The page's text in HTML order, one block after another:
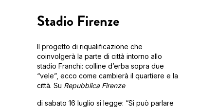
Stadio Firenze
Il progetto di riqualificazione che
coinvolgerà la parte di città intorno allo
stadio Franchi: colline d’erba sopra due
“vele”, ecco come cambierà il quartiere e la
città. Su Repubblica Firenze
di sabato 16 luglio si legge: “Si può parlare